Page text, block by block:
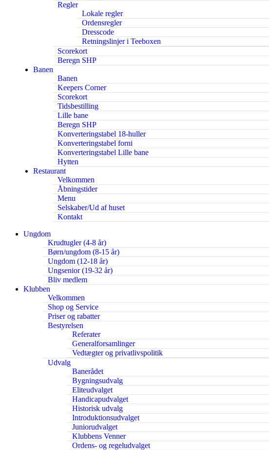
Regler
Lokale regler
Ordensregler
Dresscode
Retningslinjer i Teeboxen
Scorekort
Beregn SHP
Banen
Banen
Keepers Corner
Scorekort
Tidsbestilling
Lille bane
Beregn SHP
Konverteringstabel 18-huller
Konverteringstabel forni
Konverteringstabel Lille bane
Hytten
Restaurant
Velkommen
Åbningstider
Menu
Selskaber/Ud af huset
Kontakt
Ungdom
Krudtugler (4-8 år)
Børn/ungdom (8-15 år)
Ungdom (12-18 år)
Ungsenior (19-32 år)
Bliv medlem
Klubben
Velkommen
Shop og Service
Priser og rabatter
Bestyrelsen
Referater
Generalforsamlinger
Vedtægter og privatlivspolitik
Udvalg
Banerådet
Bygningsudvalg
Eliteudvalget
Handicapudvalget
Historisk udvalg
Introduktionsudvalget
Juniorudvalget
Klubbens Venner
Ordens- og regeludvalget